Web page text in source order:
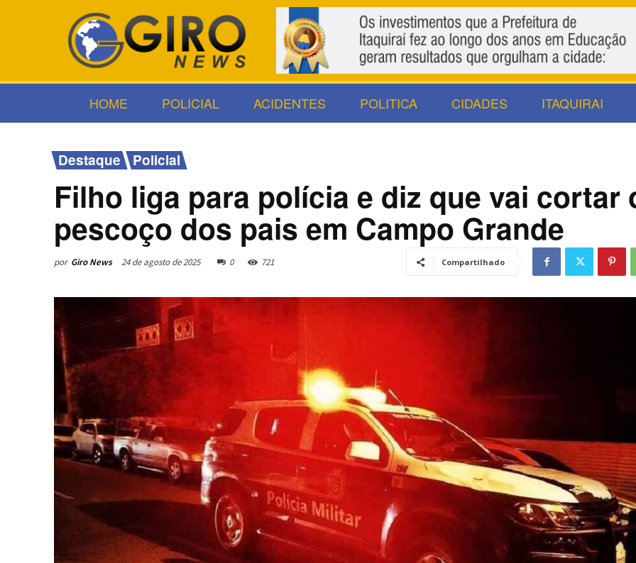
HOME POLICIAL ACIDENTES POLITICA CIDADES ITAQUIRAI
Destaque Policial
Filho liga para polícia e diz que vai cortar
pescoço dos pais em Campo Grande
por Giro News 24 de agosto de 2025 0 721 Compartilhado